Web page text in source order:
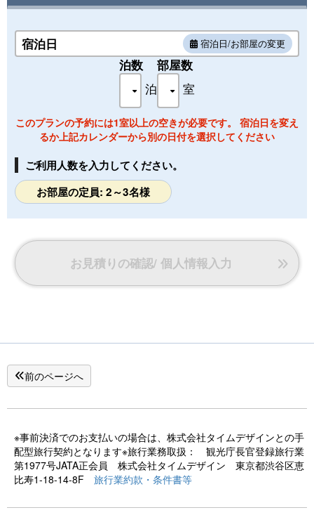
宿泊日 宿泊日/お部屋の変更
泊数
泊
部屋数
室
このプランの予約には1室以上の空きが必要です。 宿泊日を変え
るか上記カレンダーから別の日付を選択してください
ご利用人数を入力してください。
お部屋の定員: 2～3名様
お見積りの確認/ 個人情報入力
前のページへ
※事前決済でのお支払いの場合は、株式会社タイムデザインとの手
配型旅行契約となります※旅行業務取扱： 観光庁長官登録旅行業
第1977号JATA正会員 株式会社タイムデザイン 東京都渋谷区恵
比寿1-18-14-8F 旅行業約款・条件書等